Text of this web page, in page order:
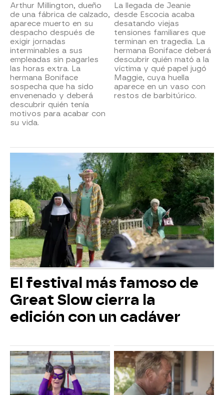
Arthur Millington, dueño
de una fábrica de calzado,
aparece muerto en su
despacho después de
exigir jornadas
interminables a sus
empleadas sin pagarles
las horas extra. La
hermana Boniface
sospecha que ha sido
envenenado y deberá
descubrir quién tenía
motivos para acabar con
su vida.
La llegada de Jeanie
desde Escocia acaba
desatando viejas
tensiones familiares que
terminan en tragedia. La
hermana Boniface deberá
descubrir quién mató a la
víctima y qué papel jugó
Maggie, cuya huella
aparece en un vaso con
restos de barbitúrico.
El festival más famoso de
Great Slow cierra la
edición con un cadáver